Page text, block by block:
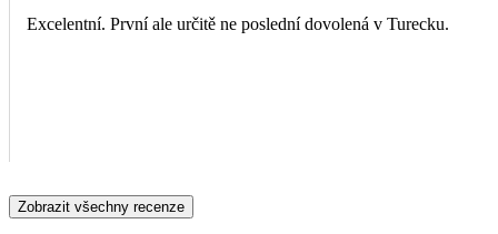
Excelentní. První ale určitě ne poslední dovolená v Turecku.
Zobrazit všechny recenze